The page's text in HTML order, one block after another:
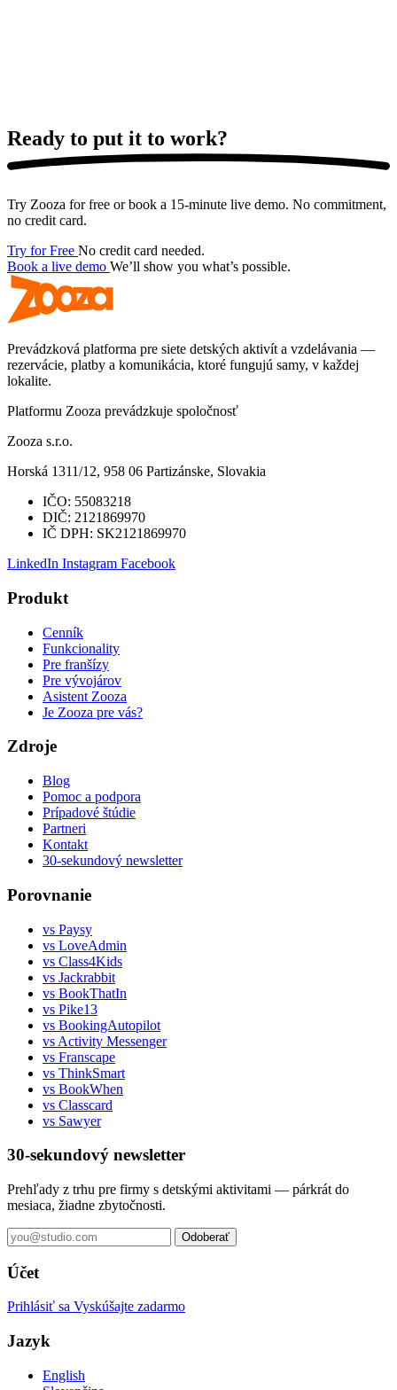
Ready to put it to work?
Try Zooza for free or book a 15-minute live demo. No commitment,
no credit card.
Try for Free No credit card needed.
Book a live demo We’ll show you what’s possible.
Prevádzková platforma pre siete detských aktivít a vzdelávania —
rezervácie, platby a komunikácia, ktoré fungujú samy, v každej
lokalite.
Platformu Zooza prevádzkuje spoločnosť
Zooza s.r.o.
Horská 1311/12, 958 06 Partizánske, Slovakia
IČO: 55083218
DIČ: 2121869970
IČ DPH: SK2121869970
LinkedIn Instagram Facebook
Produkt
Cenník
Funkcionality
Pre franšízy
Pre vývojárov
Asistent Zooza
Je Zooza pre vás?
Zdroje
Blog
Pomoc a podpora
Prípadové štúdie
Partneri
Kontakt
30-sekundový newsletter
Porovnanie
vs Paysy
vs LoveAdmin
vs Class4Kids
vs Jackrabbit
vs BookThatIn
vs Pike13
vs BookingAutopilot
vs Activity Messenger
vs Franscape
vs ThinkSmart
vs BookWhen
vs Classcard
vs Sawyer
30-sekundový newsletter
Prehľady z trhu pre firmy s detskými aktivitami — párkrát do
mesiaca, žiadne zbytočnosti.
Odoberať
Účet
Prihlásiť sa Vyskúšajte zadarmo
Jazyk
English